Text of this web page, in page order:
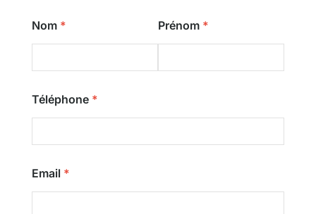
Nom Prénom
Téléphone
Email